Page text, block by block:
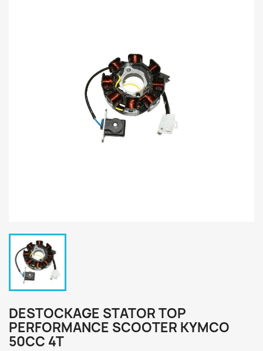
DESTOCKAGE STATOR TOP
PERFORMANCE SCOOTER KYMCO
50CC 4T